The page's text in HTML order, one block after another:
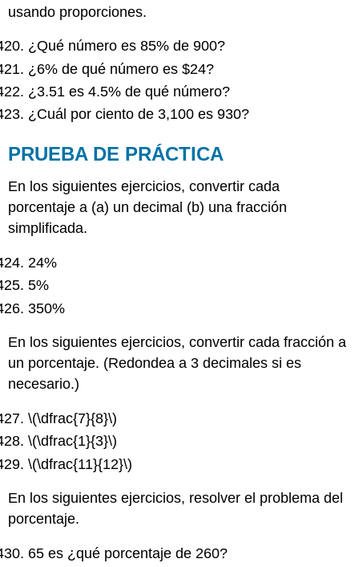
usando proporciones.
¿Qué número es 85% de 900?
¿6% de qué número es $24?
¿3.51 es 4.5% de qué número?
¿Cuál por ciento de 3,100 es 930?
PRUEBA DE PRÁCTICA
En los siguientes ejercicios, convertir cada
porcentaje a (a) un decimal (b) una fracción
simplificada.
24%
5%
350%
En los siguientes ejercicios, convertir cada fracción a
un porcentaje. (Redondea a 3 decimales si es
necesario.)
\(\dfrac{7}{8}\)
\(\dfrac{1}{3}\)
\(\dfrac{11}{12}\)
En los siguientes ejercicios, resolver el problema del
porcentaje.
65 es ¿qué porcentaje de 260?